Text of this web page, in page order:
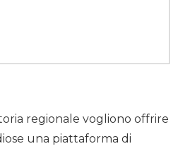
regionale vogliono offrire
una piattaforma di